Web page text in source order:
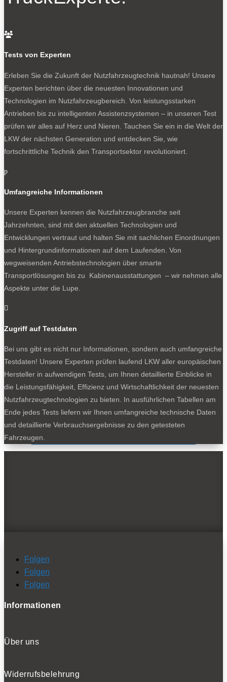
Geräuschemissionen auf etwa 67dB(A) beim
entspricht.
Angetrieben wird der e-comp Scroll wird von
einem integrierten Elektromotor. Das
Gesamtsystem beinhaltet auch einen
Wechselrichter sowie eine Flüssigkeitskühlung,
die die Drucklufttemperatur unter 90 Grad hält.
Bleiben Sie auf dem Laufenden
Erhalten Sie die neuesten News und
Hinweise auf aktuelle Tests direkt in Ihren
SOCIALS

Tests von Experten
Erleben Sie die Zukunft der Nutzfahrzeugtechnik hautnah! Unsere
Experten berichten über die neuesten Innovationen und
Technologien im Nutzfahrzeugbereich. Von leistungsstarken
Antrieben bis zu intelligenten Assistenzsystemen – in unseren Test
prüfen wir alles auf Herz und Nieren. Tauchen Sie ein in die Welt der
LKW der nächsten Generation und entdecken Sie, wie
fortschrittliche Technik den Transportsektor revolutioniert.
p
Umfangreiche Informationen
Unsere Experten kennen die Nutzfahrzeugbranche seit
Jahrzehnten, sind mit den aktuellen Technologien und
Entwicklungen vertraut und halten Sie mit sachlichen Einordnungen
und Hintergrundinformationen auf dem Laufenden. Von
wegweisenden Antriebstechnologien über smarte
Transportlösungen bis zu Kabinenausstattungen – wir nehmen alle
Aspekte unter die Lupe.

Zugriff auf Testdaten
Bei uns gibt es nicht nur Informationen, sondern auch umfangreiche
Testdaten! Unsere Experten prüfen laufend LKW aller europäischen
Hersteller in aufwendigen Tests, um Ihnen detaillierte Einblicke in
die Leistungsfähigkeit, Effizienz und Wirtschaftlichkeit der neuesten
Nutzfahrzeugtechnologien zu bieten. In ausführlichen Tabellen am
Ende jedes Tests liefern wir Ihnen umfangreiche technische Daten
und detaillierte Verbrauchsergebnisse zu den getesteten
Fahrzeugen.
Folgen
Folgen
Folgen
Informationen
Über uns
Widerrufsbelehrung